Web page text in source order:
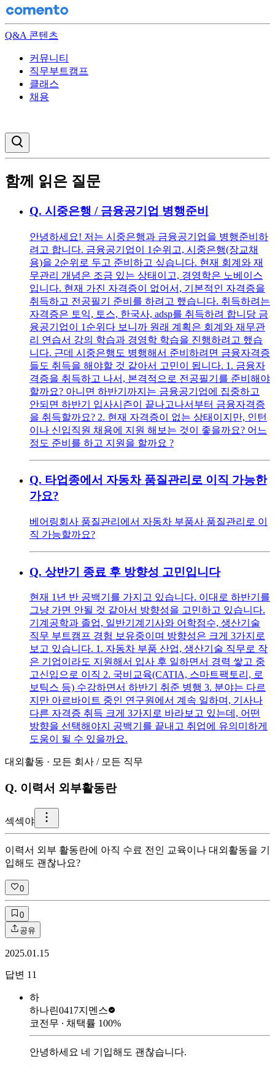
Q&A 콘텐츠
커뮤니티
직무부트캠프
클래스
채용
함께 읽은 질문
Q. 시중은행 / 금융공기업 병행준비
안녕하세요! 저는 시중은행과 금융공기업을 병행준비하
려고 합니다. 금융공기업이 1순위고, 시중은행(장교채
용)을 2순위로 두고 준비하고 싶습니다. 현재 회계와 재
무관리 개념은 조금 있는 상태이고, 경영학은 노베이스
입니다. 현재 가진 자격증이 없어서, 기본적인 자격증을
취득하고 전공필기 준비를 하려고 했습니다. 취득하려는
자격증은 토익, 토스, 한국사, adsp를 취득하려 합니당 금
융공기업이 1순위다 보니까 원래 계획은 회계와 재무관
리 연습서 강의 학습과 경영학 학습을 진행하려고 했습
니다. 근데 시중은행도 병행해서 준비하려면 금융자격증
들도 취득을 해야할 것 같아서 고민이 됩니다. 1. 금융자
격증을 취득하고 나서, 본격적으로 전공필기를 준비해야
할까요? 아니면 하반기까지는 금융공기업에 집중하고
안되면 하반기 입사시즌이 끝나고나서부터 금융자격증
을 취득할까요? 2. 현재 자격증이 없는 상태이지만, 인턴
이나 신입직원 채용에 지원 해보는 것이 좋을까요? 어느
정도 준비를 하고 지원을 할까요 ?
Q. 타업종에서 자동차 품질관리로 이직 가능한
가요?
베어링회사 품질관리에서 자동차 부품사 품질관리로 이
직 가능할까요?
Q. 상반기 종료 후 방향성 고민입니다
현재 1년 반 공백기를 가지고 있습니다. 이대로 하반기를
그냥 가면 안될 것 같아서 방향성을 고민하고 있습니다.
기계공학과 졸업, 일반기계기사와 어학점수, 생산기술
직무 부트캠프 경험 보유중이며 방향성은 크게 3가지로
보고 있습니다. 1. 자동차 부품 산업, 생산기술 직무로 작
은 기업이라도 지원해서 입사 후 일하면서 경력 쌓고 중
고신입으로 이직 2. 국비교육(CATIA, 스마트팩토리, 로
보틱스 등) 수강하면서 하반기 취준 병행 3. 분야는 다르
지만 아르바이트 중인 연구원에서 계속 일하며, 기사나
다른 자격증 취득 크게 3가지로 바라보고 있는데, 어떤
방향을 선택해야지 공백기를 끝내고 취업에 유의미하게
도움이 될 수 있을까요.
대외활동 · 모든 회사 / 모든 직무
Q. 이력서 외부활동란
섹섹야
이력서 외부 활동란에 아직 수료 전인 교육이나 대외활동을 기
입해도 괜찮나요?
0
0
공유
2025.01.15
답변 11
하
하나린0417지멘스
코전무 ∙ 채택률 100%
안녕하세요 네 기입해도 괜찮습니다.